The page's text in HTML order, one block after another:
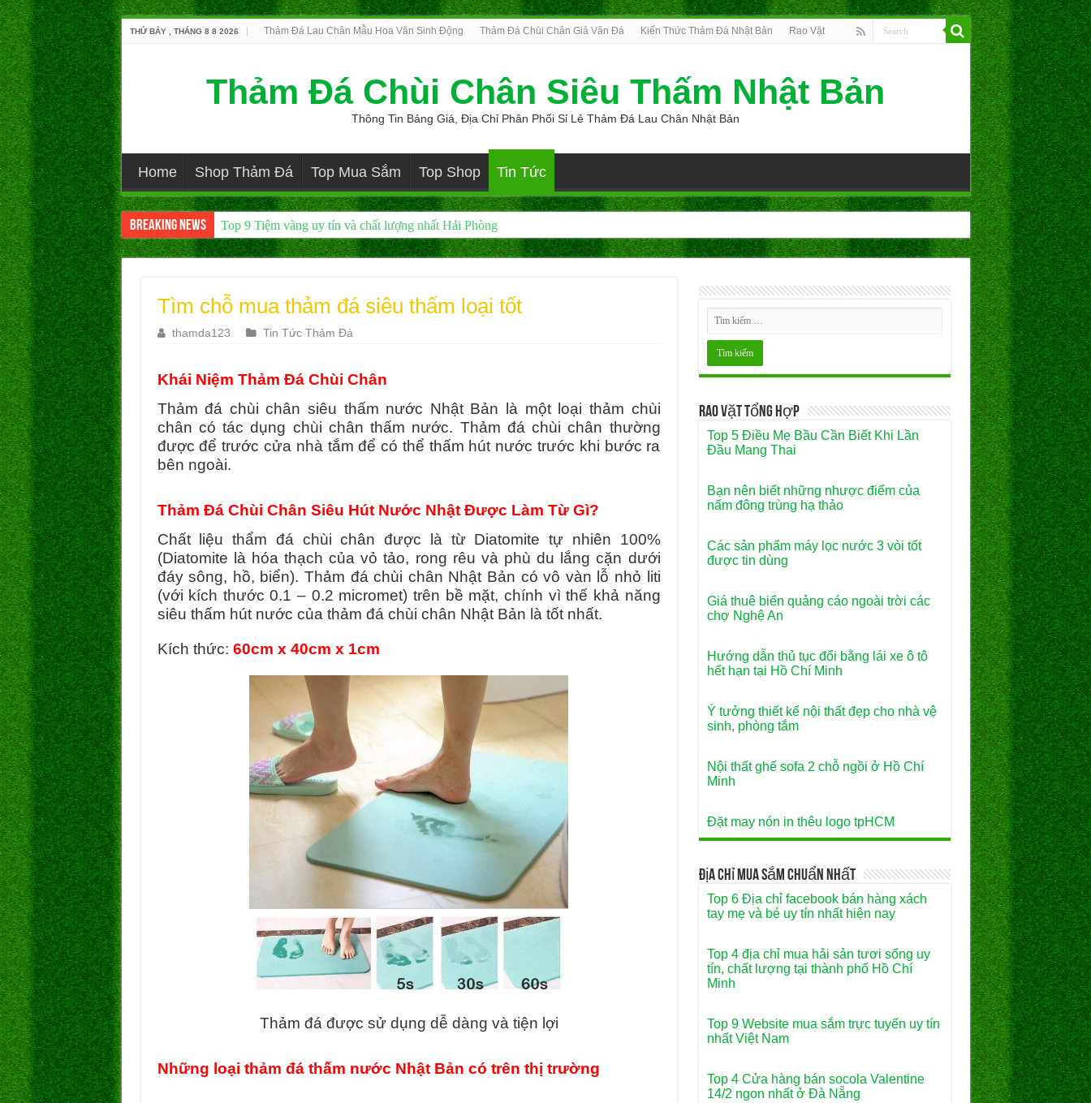
THỨ BẢY , THÁNG 8 8 2026 Thảm Đá Lau Chân Mẫu Hoa Văn Sinh Động Thảm Đá Chùi Chân Giả Vân Đá Kiến Thức Thảm Đá Nhật Bản Rao Vặt
Thảm Đá Chùi Chân Siêu Thấm Nhật Bản
Thông Tin Bảng Giá, Địa Chỉ Phân Phối Sỉ Lẻ Thảm Đá Lau Chân Nhật Bản
Home Shop Thảm Đá Top Mua Sắm Top Shop Tin Tức
Breaking News Giá thảm đá hàn quốc giá sỉ
Tìm chỗ mua thảm đá siêu thấm loại tốt
thamda123 Tin Tức Thảm Đá
Khái Niệm Thảm Đá Chùi Chân
Thảm đá chùi chân siêu thấm nước Nhật Bản là một loại thảm chùi
chân có tác dụng chùi chân thấm nước. Thảm đá chùi chân thường
được để trước cửa nhà tắm để có thể thấm hút nước trước khi bước ra
bên ngoài.
Thảm Đá Chùi Chân Siêu Hút Nước Nhật Được Làm Từ Gì?
Chất liệu thẩm đá chùi chân được là từ Diatomite tự nhiên 100%
(Diatomite là hóa thạch của vỏ tảo, rong rêu và phù du lắng cặn dưới
đáy sông, hồ, biển). Thảm đá chùi chân Nhật Bản có vô vàn lỗ nhỏ liti
(với kích thước 0.1 – 0.2 micromet) trên bề mặt, chính vì thế khả năng
siêu thấm hút nước của thảm đá chùi chân Nhật Bản là tốt nhất.
Kích thức: 60cm x 40cm x 1cm
Thảm đá được sử dụng dễ dàng và tiện lợi
Những loại thảm đá thấm nước Nhật Bản có trên thị trường
Rao Vặt Tổng Hợp
Top 5 Điều Mẹ Bầu Cần Biết Khi Lần
Đầu Mang Thai
Bạn nên biết những nhược điểm của
nấm đông trùng hạ thảo
Các sản phẩm máy lọc nước 3 vòi tốt
được tin dùng
Giá thuê biển quảng cáo ngoài trời các
chợ Nghệ An
Hướng dẫn thủ tục đổi bằng lái xe ô tô
hết hạn tại Hồ Chí Minh
Ý tưởng thiết kế nội thất đẹp cho nhà vệ
sinh, phòng tắm
Nội thất ghế sofa 2 chỗ ngồi ở Hồ Chí
Minh
Đặt may nón in thêu logo tpHCM
Địa Chỉ Mua Sắm Chuẩn Nhất
Top 6 Địa chỉ facebook bán hàng xách
tay mẹ và bé uy tín nhất hiện nay
Top 4 địa chỉ mua hải sản tươi sống uy
tín, chất lượng tại thành phố Hồ Chí
Minh
Top 9 Website mua sắm trực tuyến uy tín
nhất Việt Nam
Top 4 Cửa hàng bán socola Valentine
14/2 ngon nhất ở Đà Nẵng